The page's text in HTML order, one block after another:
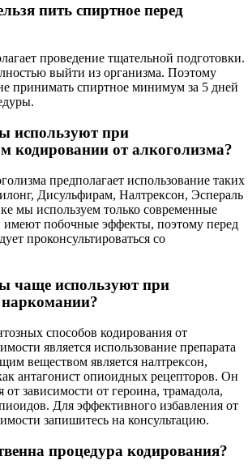
пить спиртное перед
проведение тщательной подготовки.
выйти из организма. Поэтому
принимать спиртное минимум за 5 дней
используют при
кодировании от алкоголизма?
предполагает использование таких
Дисульфирам, Налтрексон, Эспераль
мы используем только современные
имеют побочные эффекты, поэтому перед
проконсультироваться со
чаще используют при
способов кодирования от
является использование препарата
веществом является налтрексон,
антагонист опиоидных рецепторов. Он
от зависимости от героина, трамадола,
Для эффективного избавления от
запишитесь на консультацию.
процедура кодирования?